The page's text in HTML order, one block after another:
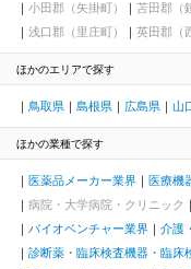
小田郡（矢掛町）
苫田郡（
浅口郡（里庄町）
英田郡（
ほかのエリアで探す
鳥取県 島根県 広島県 山
ほかの業種で探す
医薬品メーカー業界 医療機
病院・大学病院・クリニック
バイオベンチャー業界
介護
診断薬・臨床検査機器・臨床